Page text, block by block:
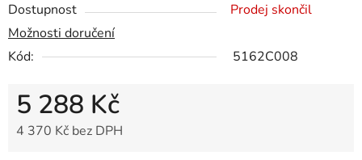
Dostupnost
Prodej skončil
Možnosti doručení
Kód:
5162C008
5 288 Kč
4 370 Kč bez DPH